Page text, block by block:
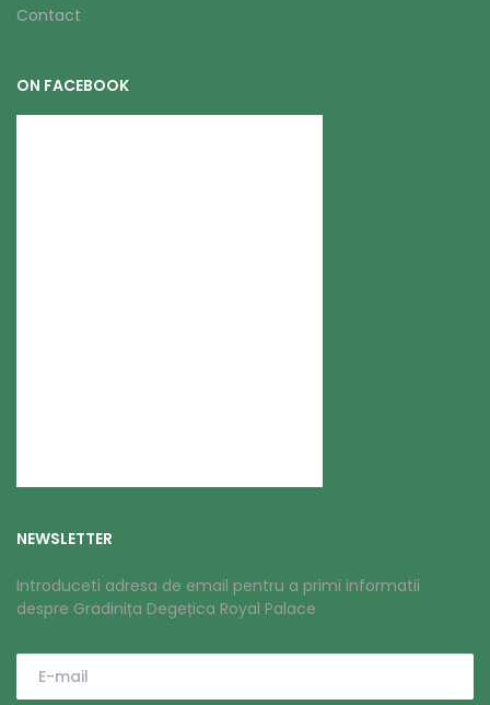
Contact
ON FACEBOOK
NEWSLETTER
Introduceti adresa de email pentru a primi informatii
despre Gradinița Degețica Royal Palace